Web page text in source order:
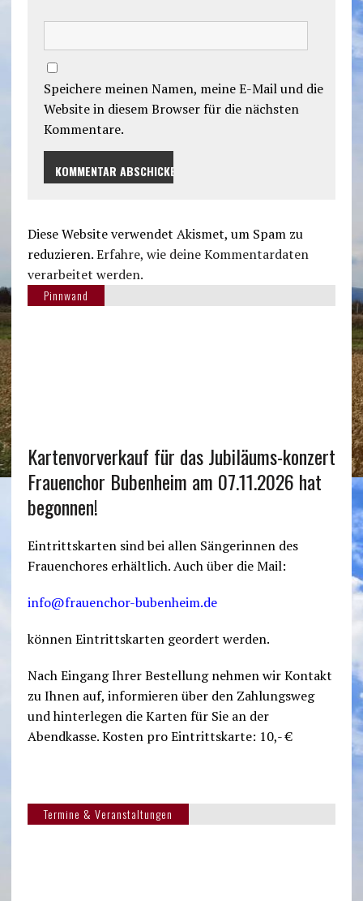
Speichere meinen Namen, meine E-Mail und die
Website in diesem Browser für die nächsten
Kommentare.
Diese Website verwendet Akismet, um Spam zu
reduzieren.Erfahre, wie deine Kommentardaten
verarbeitet werden.
Pinnwand
Kartenvorverkauf für das Jubiläums-konzert
Frauenchor Bubenheim am 07.11.2026 hat
begonnen!
Eintrittskarten sind bei allen Sängerinnen des
Frauenchores erhältlich. Auch über die Mail:
info@frauenchor-bubenheim.de
können Eintrittskarten geordert werden.
Nach Eingang Ihrer Bestellung nehmen wir Kontakt
zu Ihnen auf, informieren über den Zahlungsweg
und hinterlegen die Karten für Sie an der
Abendkasse. Kosten pro Eintrittskarte: 10,- €
Termine & Veranstaltungen